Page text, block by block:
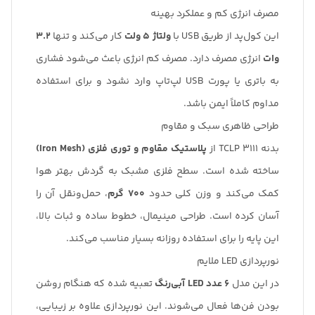
مصرف انرژی کم و عملکرد بهینه
این کول‌پد از طریق USB با
ولتاژ ۵ ولت کار می‌کند و تنها۳.۲
وات انرژی مصرف دارد. مصرف کم انرژی باعث می‌شود فشاری
به باتری یا پورت USB لپ‌تاپ وارد نشود و برای استفاده
مداوم کاملاً ایمن باشد.
طراحی ظاهری سبک و مقاوم
بدنه TCLP 3111 از
پلاستیک مقاوم و توری فلزی (Iron Mesh)
ساخته شده است. سطح فلزی مشبک به گردش بهتر هوا
کمک می‌کند و وزن کلی حدود ۷۰۰ گرم
، حمل‌ونقل آن را
آسان کرده است. طراحی مینیمال، خطوط ساده و ثبات بالا،
این پایه را برای استفاده روزانه بسیار مناسب می‌کند.
نورپردازی LED ملایم
در این مدل ۶ عدد LED آبی‌رنگ
تعبیه شده که هنگام روشن
بودن فن‌ها فعال می‌شوند. این نورپردازی علاوه بر زیبایی،